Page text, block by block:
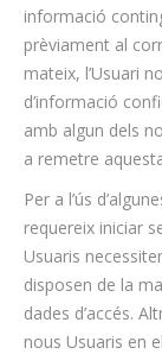
informació
prèviament al
mateix, l’Usuari
d’informació
amb algun dels
a remetre
Per a l’ús
requereix iniciar
Usuaris
disposen de la
dades d’accés.
nous Usuaris en